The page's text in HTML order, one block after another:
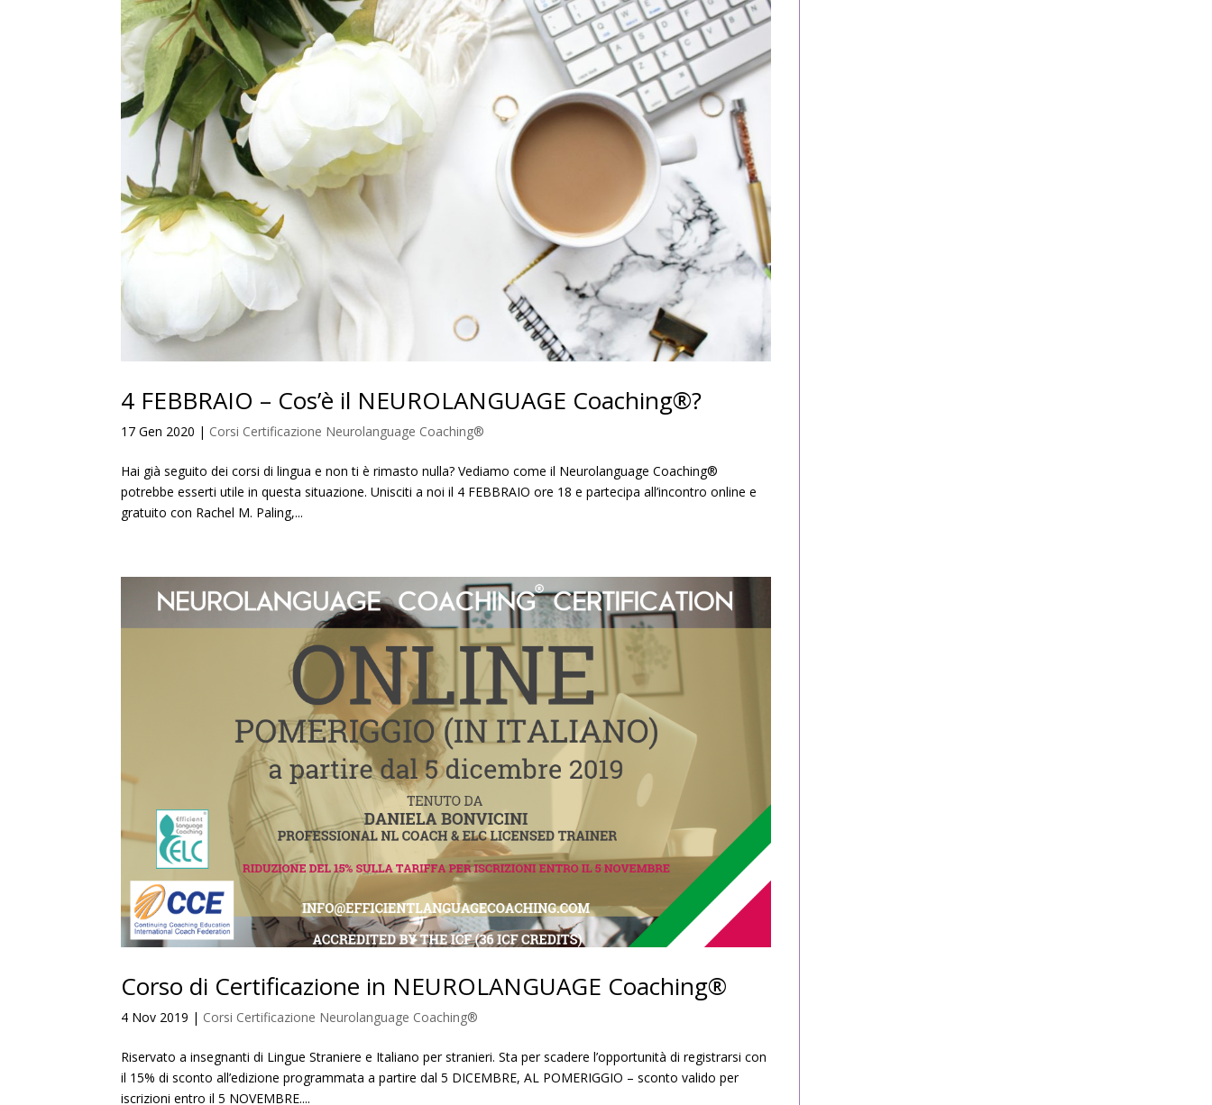
4 FEBBRAIO – Cos’è il NEUROLANGUAGE Coaching®?
17 Gen 2020 | Corsi Certificazione Neurolanguage Coaching®
Hai già seguito dei corsi di lingua e non ti è rimasto nulla? Vediamo come il Neurolanguage Coaching®
potrebbe esserti utile in questa situazione. Unisciti a noi il 4 FEBBRAIO ore 18 e partecipa all’incontro online e
gratuito con Rachel M. Paling,...
Corso di Certificazione in NEUROLANGUAGE Coaching®
4 Nov 2019 | Corsi Certificazione Neurolanguage Coaching®
Riservato a insegnanti di Lingue Straniere e Italiano per stranieri. Sta per scadere l’opportunità di registrarsi con
il 15% di sconto all’edizione programmata a partire dal 5 DICEMBRE, AL POMERIGGIO – sconto valido per
iscrizioni entro il 5 NOVEMBRE....